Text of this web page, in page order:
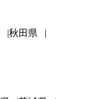
秋田県